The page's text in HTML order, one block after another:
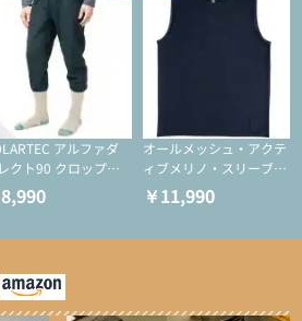
アルファダ
クト90 クロップド
タイツ（アクティブ
ンサレーション/テン
オールメッシュ・アクテ
ィブメリノ・スリーブレ
ス
￥11,990